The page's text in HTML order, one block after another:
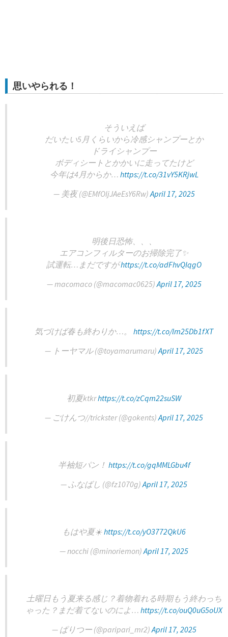
思いやられる！
そういえば
だいたい5月くらいから冷感シャンプーとか
ドライシャンプー
ボディシートとかかいに走ってたけど
今年は4月からか… https://t.co/31vY5KRjwL
— 美夜 (@EMfOIjJAeEsY6Rw)April 17, 2025
明後日恐怖、、、
エアコンフィルターのお掃除完了✨
試運転…まだですがhttps://t.co/adFhvQIqgO
— macomaco (@macomac0625)April 17, 2025
気づけば春も終わりか…。 https://t.co/lm25Db1fXT
— トーヤマル (@toyamarumaru)April 17, 2025
初夏ktkrhttps://t.co/zCqm22suSW
— ごけんつ//trickster (@gokents)April 17, 2025
半袖短パン！ https://t.co/gqMMLGbu4f
— ふなばし (@fz1070g)April 17, 2025
もはや夏☀️https://t.co/yO3772QkU6
— nocchi (@minoriemon)April 17, 2025
土曜日もう夏来る感じ？着物着れる時期もう終わっち
ゃった？まだ着てないのによ… https://t.co/ouQ0uG5oUX
— ぱりつー (@paripari_mr2)April 17, 2025